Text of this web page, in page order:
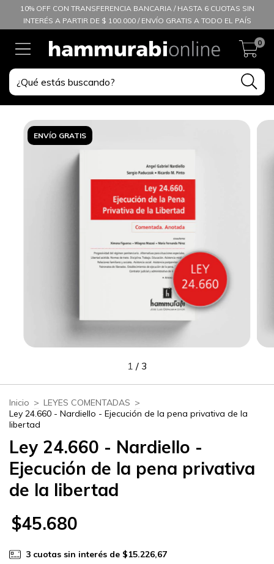
10% OFF CON TRANSFERENCIA BANCARIA / HASTA 6 CUOTAS SIN
INTERÉS A PARTIR DE $ 100.000 / ENVÍO GRATIS A TODO EL PAÍS
0
ENVÍO GRATIS
1 / 3
Inicio > LEYES COMENTADAS >
Ley 24.660 - Nardiello - Ejecución de la pena privativa de la
libertad
Ley 24.660 - Nardiello -
Ejecución de la pena privativa
de la libertad
$45.680
3 cuotas sin interés de $15.226,67